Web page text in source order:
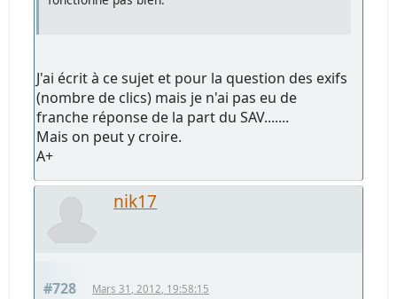
J'ai écrit à ce sujet et pour la question des exifs
(nombre de clics) mais je n'ai pas eu de
franche réponse de la part du SAV.......
Mais on peut y croire.
A+
nik17
#728 Mars 31, 2012, 19:58:15